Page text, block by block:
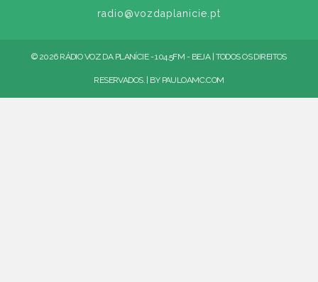
radio@vozdaplanicie.pt
© 2026 RÁDIO VOZ DA PLANÍCIE - 104.5FM - BEJA | TODOS OS DIREITOS
RESERVADOS. | BY PAULOAMC.COM